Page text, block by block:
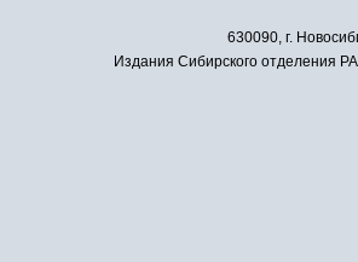
630090, г.
Издания Сибирского отделения